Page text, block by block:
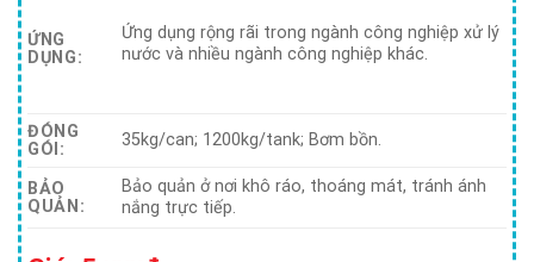
ỨNG
DỤNG:
Ứng dụng rộng rãi trong ngành công nghiệp xử lý
nước và nhiều ngành công nghiệp khác.
ĐÓNG
GÓI:
35kg/can; 1200kg/tank; Bơm bồn.
BẢO
QUẢN:
Bảo quản ở nơi khô ráo, thoáng mát, tránh ánh
nắng trực tiếp.